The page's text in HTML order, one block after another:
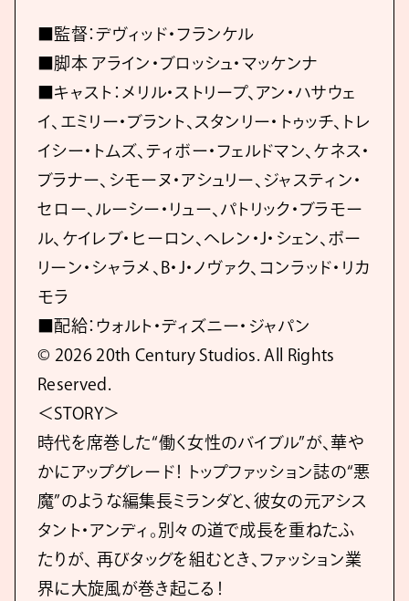
■監督：デヴィッド・フランケル
■脚本 アライン・ブロッシュ・マッケンナ
■キャスト：メリル・ストリープ、アン・ハサウェ
イ、エミリー・ブラント、スタンリー・トゥッチ、トレ
イシー・トムズ、ティボー・フェルドマン、ケネス・
ブラナー、シモーヌ・アシュリー、ジャスティン・
セロー、ルーシー・リュー、パトリック・ブラモー
ル、ケイレブ・ヒーロン、ヘレン・J・シェン、ポー
リーン・シャラメ、B・J・ノヴァク、コンラッド・リカ
モラ
■配給：ウォルト・ディズニー・ジャパン
© 2026 20th Century Studios. All Rights
Reserved.
＜STORY＞
時代を席巻した“働く女性のバイブル”が、華や
かにアップグレード！ トップファッション誌の“悪
魔”のような編集長ミランダと、彼女の元アシス
タント・アンディ。別々の道で成長を重ねたふ
たりが、 再びタッグを組むとき、ファッション業
界に大旋風が巻き起こる！